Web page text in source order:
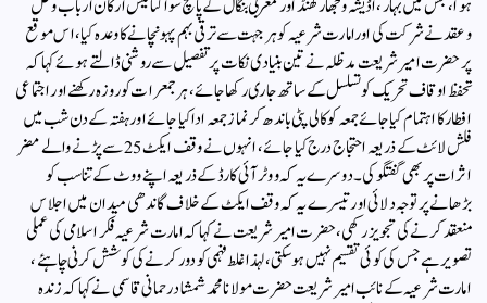
ہوا، جس میں بہار،اڈیشہ وجھارکھنڈ اور مغربی بنگال کے پانچ سو اکتالیس ارکان ارباب وحل
وعقد نے شرکت کی اورامارت شرعیہ کو ہرجہت سے ترقی بہم پہونچانے کا وعدہ کیا ،اس موقع
پر حضرت امیر شریعت مدظلہ نے تین بنیادی نکات پر تفصیل سے روشنی ڈالتے ہوئے کہاکہ
تحفظ اوقاف تحریک کو تسلسل کے ساتھ جاری رکھاجائے ، ہرجمعرات کو روزہ رکھنے اور اجتماعی
افطار کا اہتمام کیاجائےجمعہ کو کالی پٹی باندھ کر نماز جمعہ ادا کیاجائے اور ہفتہ کے دن شب میں
فلش لائٹ کے ذریعہ احتجاج درج کیاجائے، انہوں نے وقف ایکٹ 25سے پڑنے والے مضر
اثرات پر بھی گفتگو کی۔ دوسرے یہ کہ ووٹر آئی کارڈ کے ذریعہ اپنے ووٹ کے تناسب کو
بڑھانے پر توجہ دلائی اور تیسرے یہ کہ وقف ایکٹ کے خلاف گاندھی میدان میں اجلاس
منعقد کرنے کی تجویز رکھی ،حضرت امیر شریعت نے کہاکہ امارت شرعیہ فکر اسلامی کی عملی
تصویر ہے جس کی کوئی تقسیم نہیں ہوسکتی ، لہذا غلط فہمی کو دور کرنے کی کوشش کرنی چاہئے،
امارت شرعیہ کے نائب امیر شریعت حضرت مولانا محمد شمشاد رحمانی قاسمی نے کہاکہ زندہ